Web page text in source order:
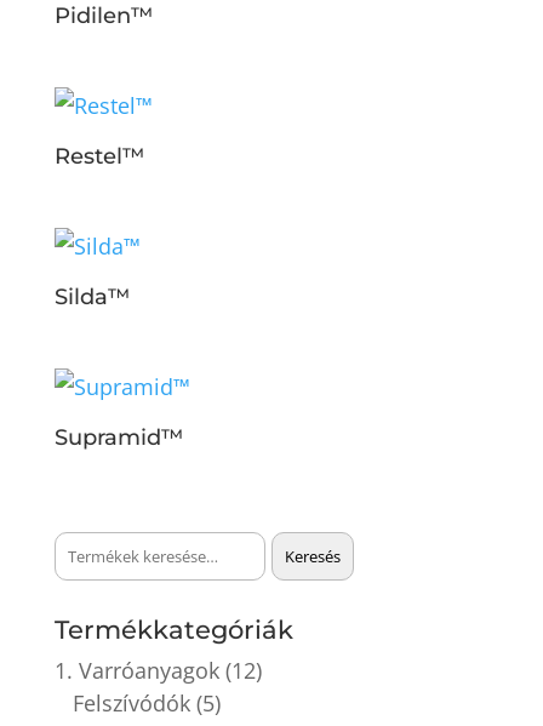
Pidilen™
Restel™
Silda™
Supramid™
Keresés
a
Keresés
Termékkategóriák
1. Varróanyagok (12)
Felszívódók (5)